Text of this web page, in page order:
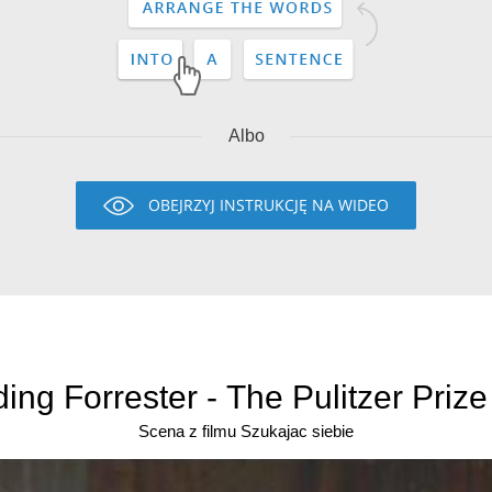
Albo
OBEJRZYJ INSTRUKCJĘ NA WIDEO
Forrester - The Pulitzer
Scena z filmu Szukajac siebie